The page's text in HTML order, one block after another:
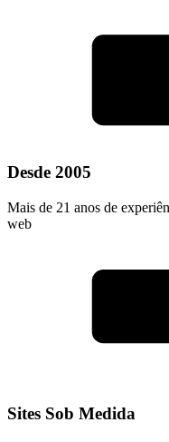
Desde 2005
Mais de 21 anos de
web
Sites Sob Medida